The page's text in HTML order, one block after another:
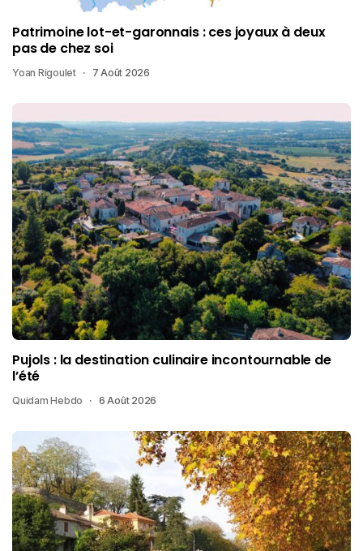
Patrimoine lot-et-garonnais : ces joyaux à deux
pas de chez soi
Yoan Rigoulet 7 Août 2026
Pujols : la destination culinaire incontournable de
l’été
Quidam Hebdo 6 Août 2026